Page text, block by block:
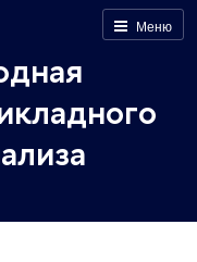
Меню